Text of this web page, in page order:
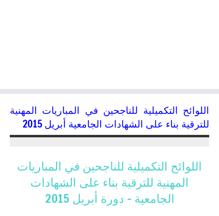
اللوائح التكميلية للناجحين في المباريات المهنية
للترقية بناء على الشهادات الجامعية أبريل 2015
اللوائح التكميلية للناجحين في المباريات
المهنية للترقية بناء على الشهادات
الجامعية – دورة أبريل 2015